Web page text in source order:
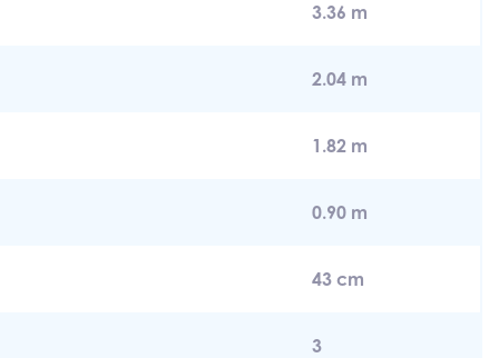
3.36 m
2.04 m
1.82 m
0.90 m
43 cm
3